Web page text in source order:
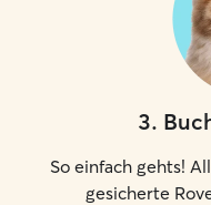
3.
So einfach gehts!
gesicherte